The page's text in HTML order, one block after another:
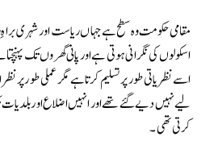
مقامی حکومت وہ سطح ہے جہاں ریاست اور شہری
اسکولوں کی نگرانی ہوتی ہے اور پانی گھروں تک
اسے نظریاتی طور پر تسلیم کرتا ہے مگر عملی طور پر
لیے نہیں دیے گئے تھے اور انہیں اضلاع اور
کرتی تھی۔